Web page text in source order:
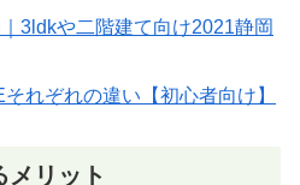
3ldkや二階建て向け2021静岡
れぞれの違い【初心者向け】
リット